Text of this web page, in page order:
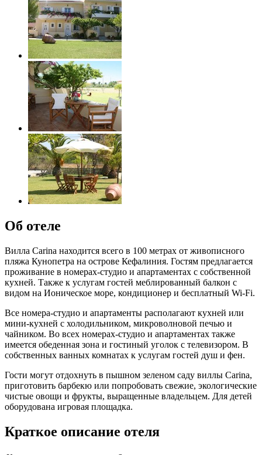
Об отеле
Вилла Carina находится всего в 100 метрах от живописного
пляжа Кунопетра на острове Кефалиния. Гостям предлагается
проживание в номерах-студио и апартаментах с собственной
кухней. Также к услугам гостей меблированный балкон с
видом на Ионическое море, кондиционер и бесплатный Wi-Fi.
Все номера-студио и апартаменты располагают кухней или
мини-кухней с холодильником, микроволновой печью и
чайником. Во всех номерах-студио и апартаментах также
имеется обеденная зона и гостиный уголок с телевизором. В
собственных ванных комнатах к услугам гостей душ и фен.
Гости могут отдохнуть в пышном зеленом саду виллы Carina,
приготовить барбекю или попробовать свежие, экологические
чистые овощи и фрукты, выращенные владельцем. Для детей
оборудована игровая площадка.
Краткое описание отеля